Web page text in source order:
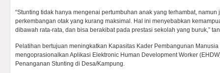
“Stunting tidak hanya mengenai pertumbuhan anak yang terhambat,
perkembangan otak yang kurang maksimal. Hal ini menyebabkan
dibawah rata-rata, dan bisa berakibat pada prestasi sekolah yang buruk,”
Pelatihan bertujuan meningkatkan Kapasitas Kader Pembangunan Manusia
mengoprasionalkan Aplikasi Elektronic Human Development Worker
Penanganan Stunting di Desa/Kampung.